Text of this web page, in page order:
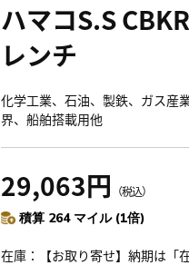
ハマコS.S
レンチ
化学工業、石油、製鉄、ガス産
界、船舶搭載用他
29,063円 （税込）
積算 264 マイル (1倍)
在庫 【お取り寄せ】納期は